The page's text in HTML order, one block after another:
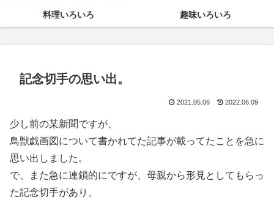
料理いろいろ 趣味いろいろ
記念切手の思い出。
2021.05.06 2022.06.09
少し前の某新聞ですが、
鳥獣戯画図について書かれてた記事が載ってたことを急に
思い出しました。
で、また急に連鎖的にですが、母親から形見としてもらっ
た記念切手があり、